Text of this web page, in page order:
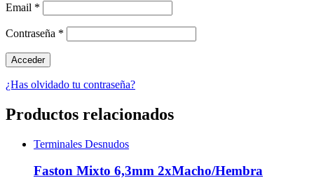
Email *
Contraseña *
¿Has olvidado tu contraseña?
Productos relacionados
Terminales Desnudos
Faston Mixto 6,3mm 2xMacho/Hembra